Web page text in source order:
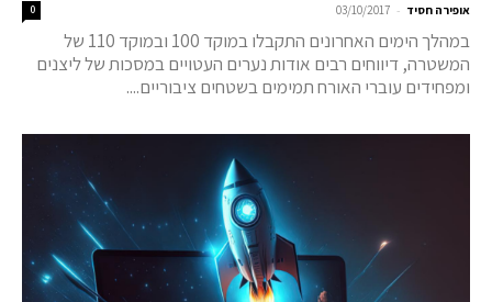
אופירה חסיד -
03/10/2017
0
במהלך הימים האחרונים התקבלו במוקד 100 ובמוקד 110 של
המשטרה, דיווחים רבים אודות נערים העטויים במסכות של ליצנים
ומפחידים עוברי האורח תמימים בשטחים ציבוריים....